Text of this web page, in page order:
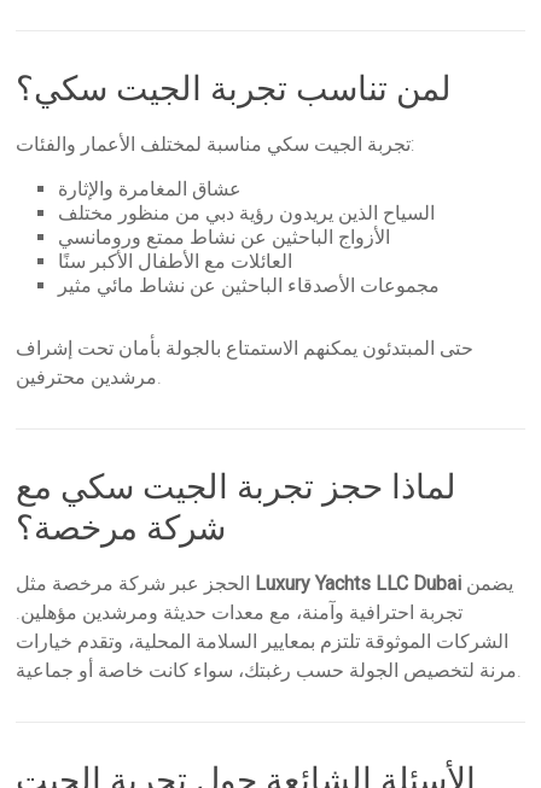
لمن تناسب تجربة الجيت سكي؟
تجربة الجيت سكي مناسبة لمختلف الأعمار والفئات:
عشاق المغامرة والإثارة
السياح الذين يريدون رؤية دبي من منظور مختلف
الأزواج الباحثين عن نشاط ممتع ورومانسي
العائلات مع الأطفال الأكبر سنًا
مجموعات الأصدقاء الباحثين عن نشاط مائي مثير
حتى المبتدئون يمكنهم الاستمتاع بالجولة بأمان تحت إشراف
مرشدين محترفين.
لماذا حجز تجربة الجيت سكي مع
شركة مرخصة؟
Luxury Yachts LLC Dubai
تجربة احترافية وآمنة، مع معدات حديثة ومرشدين مؤهلين.
الشركات الموثوقة تلتزم بمعايير السلامة المحلية، وتقدم خيارات
مرنة لتخصيص الجولة حسب رغبتك، سواء كانت خاصة أو جماعية.
الأسئلة الشائعة حول تجربة الجيت